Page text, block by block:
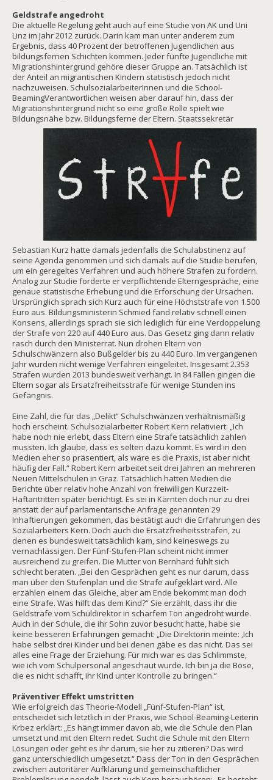
Geldstrafe angedroht
Die aktuelle Regelung geht auch auf eine Studie von AK und Uni
Linz im Jahr 2012 zurück. Darin kam man unter anderem zum
Ergebnis, dass 40 Prozent der betroffenen Jugendlichen aus
bildungsfernen Schichten kommen. Jeder fünfte Jugendliche mit
Migrationshintergrund gehöre dieser Gruppe an. Tatsächlich ist
der Anteil an migrantischen Kindern statistisch jedoch nicht
nachzuweisen. SchulsozialarbeiterInnen und die School-
BeamingVerantwortlichen weisen aber darauf hin, dass der
Migrationshintergrund nicht so eine große Rolle spielt wie
Bildungsnähe bzw. Bildungsferne der Eltern. Staatssekretär
Sebastian Kurz hatte damals jedenfalls die Schulabstinenz auf
seine Agenda genommen und sich damals auf die Studie berufen,
um ein geregeltes Verfahren und auch höhere Strafen zu fordern.
Analog zur Studie forderte er verpflichtende Elterngespräche, eine
genaue statistische Erhebung und die Erforschung der Ursachen.
Ursprünglich sprach sich Kurz auch für eine Höchststrafe von 1.500
Euro aus. Bildungsministerin Schmied fand relativ schnell einen
Konsens, allerdings sprach sie sich lediglich für eine Verdoppelung
der Strafe von 220 auf 440 Euro aus. Das Gesetz ging dann relativ
rasch durch den Ministerrat. Nun drohen Eltern von
Schulschwänzern also Bußgelder bis zu 440 Euro. Im vergangenen
Jahr wurden nicht wenige Verfahren eingeleitet. Insgesamt 2.353
Strafen wurden 2013 bundesweit verhängt. In 84 Fällen gingen die
Eltern sogar als Ersatzfreiheitsstrafe für wenige Stunden ins
Gefängnis.
Eine Zahl, die für das „Delikt“ Schulschwänzen verhältnismäßig
hoch erscheint. Schulsozialarbeiter Robert Kern relativiert: „Ich
habe noch nie erlebt, dass Eltern eine Strafe tatsächlich zahlen
mussten. Ich glaube, dass es selten dazu kommt. Es wird in den
Medien eher so präsentiert, als wäre es die Praxis, ist aber nicht
häufig der Fall.“ Robert Kern arbeitet seit drei Jahren an mehreren
Neuen Mittelschulen in Graz. Tatsächlich hatten Medien die
Berichte über relativ hohe Anzahl von freiwilligen Kurzzeit-
Haftantritten später berichtigt. Es sei in Kärnten doch nur zu drei
anstatt der auf parlamentarische Anfrage genannten 29
Inhaftierungen gekommen, das bestätigt auch die Erfahrungen des
Sozialarbeiters Kern. Doch auch die Ersatzfreiheitsstrafen, zu
denen es bundesweit tatsächlich kam, sind keineswegs zu
vernachlässigen. Der Fünf-Stufen-Plan scheint nicht immer
ausreichend zu greifen. Die Mutter von Bernhard fühlt sich
schlecht beraten. „Bei den Gesprächen geht es nur darum, dass
man über den Stufenplan und die Strafe aufgeklärt wird. Alle
erzählen einem das Gleiche, aber am Ende bekommt man doch
eine Strafe. Was hilft das dem Kind?“ Sie erzählt, dass ihr die
Geldstrafe vom Schuldirektor in scharfem Ton angedroht wurde.
Auch in der Schule, die ihr Sohn zuvor besucht hatte, habe sie
keine besseren Erfahrungen gemacht: „Die Direktorin meinte: ‚Ich
habe selbst drei Kinder und bei denen gäbe es das nicht. Das sei
alles eine Frage der Erziehung. Für mich war es das Schlimmste,
wie ich vom Schulpersonal angeschaut wurde. Ich bin ja die Böse,
die es nicht schafft, ihr Kind unter Kontrolle zu bringen.“
Präventiver Effekt umstritten
Wie erfolgreich das Theorie-Modell „Fünf-Stufen-Plan“ ist,
entscheidet sich letztlich in der Praxis, wie School-Beaming-Leiterin
Krbez erklärt: „Es hängt immer davon ab, wie die Schule den Plan
umsetzt und mit den Eltern redet. Sucht die Schule mit den Eltern
Lösungen oder geht es ihr darum, sie her zu zitieren? Das wird
ganz unterschiedlich umgesetzt.“ Dass der Ton in den Gesprächen
zwischen autoritärer Aufklärung und gemeinschaftlicher